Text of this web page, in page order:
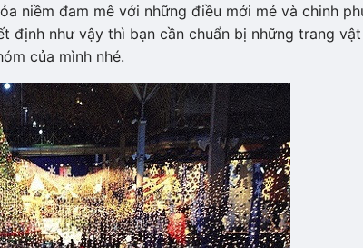
niềm đam mê với những điều mới mẻ và chinh
định như vậy thì bạn cần chuẩn bị những trang vật
của mình nhé.